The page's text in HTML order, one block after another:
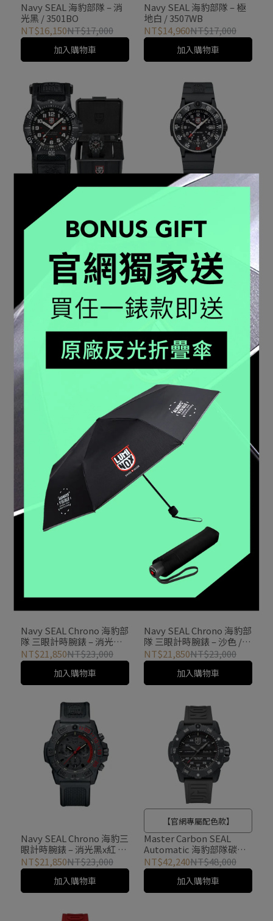
Navy SEAL 海豹部隊 – 消
光黑 / 3501BO
NT$16,150NT$17,000
加入購物車
Navy SEAL 海豹部隊 – 極
地白 / 3507WB
NT$14,960NT$17,000
加入購物車
Navy SEAL Steel 海豹部
隊精鋼潛水錶【雙錶帶禮
盒組】/ 4231SET
NT$24,640NT$28,000
加入購物車
部隊 35週年紀念錶 /
3001H
NT$20,900 NT$22,000
加入購物車
Navy SEAL Foundation 海
豹部隊基金會紀念錶【雙
錶帶禮盒組】 / 3590NSF-
NT$25,800
加入購物車
【雙錶帶禮盒組】
Navy SEAL Foundation 海
豹部隊基金會紀念錶【雙
錶帶禮盒組】 /
3251CBNSF-SET
NT$23,760
Navy SEAL Chrono 海豹部
隊 三眼計時腕錶 – 消光黑 /
3581BO
NT$21,850NT$23,000
加入購物車
Navy SEAL Chrono 海豹部
隊 三眼計時腕錶 – 沙色 /
3587
NT$21,850NT$23,000
加入購物車
Navy SEAL Chrono 海豹三
眼計時腕錶 – 消光黑x紅 /
3581EY
NT$21,850NT$23,000
加入購物車
【官網專屬配色款】
Master Carbon SEAL
Automatic 海豹部隊碳纖
維自動機械錶 / 3875K
NT$42,240NT$48,000
加入購物車